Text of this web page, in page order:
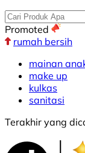
Promoted
rumah bersih
mainan
make up
kulkas
sanitasi
Terakhir yang